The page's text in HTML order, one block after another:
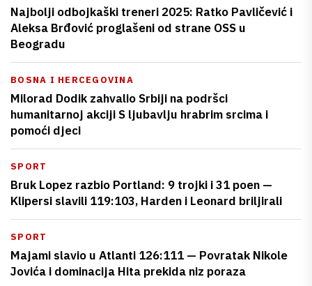
Najbolji odbojkaški treneri 2025: Ratko Pavličević i
Aleksa Brđović proglašeni od strane OSS u
Beogradu
BOSNA I HERCEGOVINA
Milorad Dodik zahvalio Srbiji na podršci
humanitarnoj akciji S ljubavlju hrabrim srcima i
pomoći djeci
SPORT
Bruk Lopez razbio Portland: 9 trojki i 31 poen —
Klipersi slavili 119:103, Harden i Leonard briljirali
SPORT
Majami slavio u Atlanti 126:111 — Povratak Nikole
Jovića i dominacija Hita prekida niz poraza